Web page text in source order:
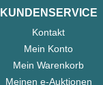
KUNDENSERVICE
Kontakt
Mein Konto
Mein Warenkorb
Meinen e-Auktionen